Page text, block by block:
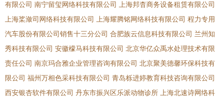
有限公司 南宁留玺网络科技有限公司
上海邦杳商务设备租赁有限公司
上海桨潋司网络科技有限公司
上海耀腾铭网络科技有限公司 程力专用
汽车股份有限公司销售十三分公司 合肥族云信息科技有限公司 兰州知
秀科技有限公司 安徽檬马科技有限公司 北京华亿众禹水处理技术有限
责任公司 南京玛合雅企业管理咨询有限公司 北京聚美德馨环保科技有
限公司 福州万相色采科技有限公司 青岛栎进婷教育科技咨询有限公司
西安银杏软件有限公司 丹东市振兴区乐派动物诊所
上海北速诗网络科